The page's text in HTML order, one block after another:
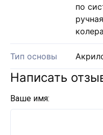
по
Тип основы
Написать
Ваше имя: